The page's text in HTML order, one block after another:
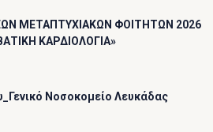
ΜΕΤΑΠΤΥΧΙΑΚΩΝ ΦΟΙΤΗΤΩΝ 2026
ΚΑΡΔΙΟΛΟΓΙΑ»
Νοσοκομείο Λευκάδας